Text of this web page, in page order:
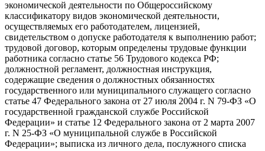
экономической деятельности по Общероссийскому
классификатору видов экономической деятельности,
осуществляемых его работодателем, лицензией,
свидетельством о допуске работодателя к выполнению работ;
трудовой договор, которым определены трудовые функции
работника согласно статье 56 Трудового кодекса РФ;
должностной регламент, должностная инструкция,
содержащие сведения о должностных обязанностях
государственного или муниципального служащего согласно
статье 47 Федерального закона от 27 июля 2004 г. N 79-ФЗ «О
государственной гражданской службе Российской
Федерации» и статье 12 Федерального закона от 2 марта 2007
г. N 25-ФЗ «О муниципальной службе в Российской
Федерации»; выписка из личного дела, послужного списка